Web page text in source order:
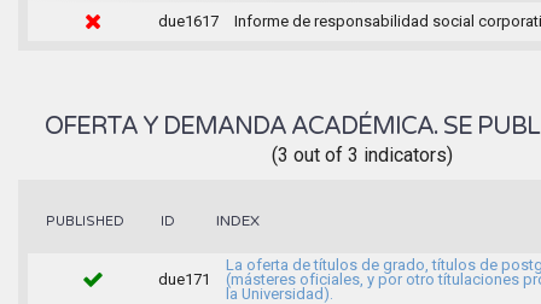
due1617
Informe de responsabilidad social
OFERTA Y DEMANDA ACADÉMICA. SE
(3 out of 3 indicators)
PUBLISHED ID INDEX
due171
La oferta de títulos de grado, títulos de
(másteres oficiales, y por otro títulaciones
la Universidad).